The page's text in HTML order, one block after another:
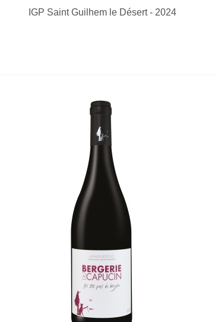
IGP Saint Guilhem le Désert - 2024